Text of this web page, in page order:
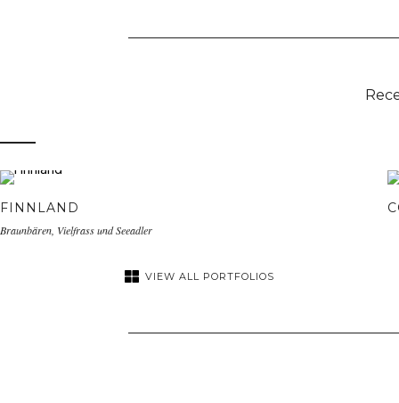
FINNLAND
Braunbären, Vielfrass und Seeadler
VIEW ALL PORTFOLIOS